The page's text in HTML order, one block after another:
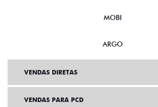
MOBI
ARGO
VENDAS DIRETAS
VENDAS PARA PCD